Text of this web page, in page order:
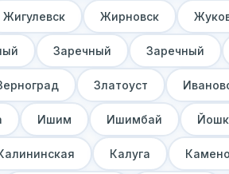
Жигулевск Жирновск
Заречный Заречный
Златоуст
Ишим Ишимбай
Калуга